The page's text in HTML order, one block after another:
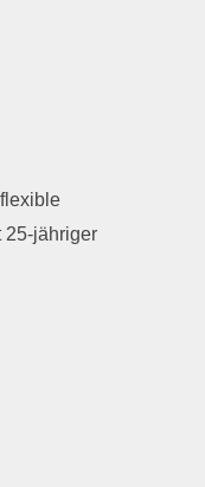
25-jähriger